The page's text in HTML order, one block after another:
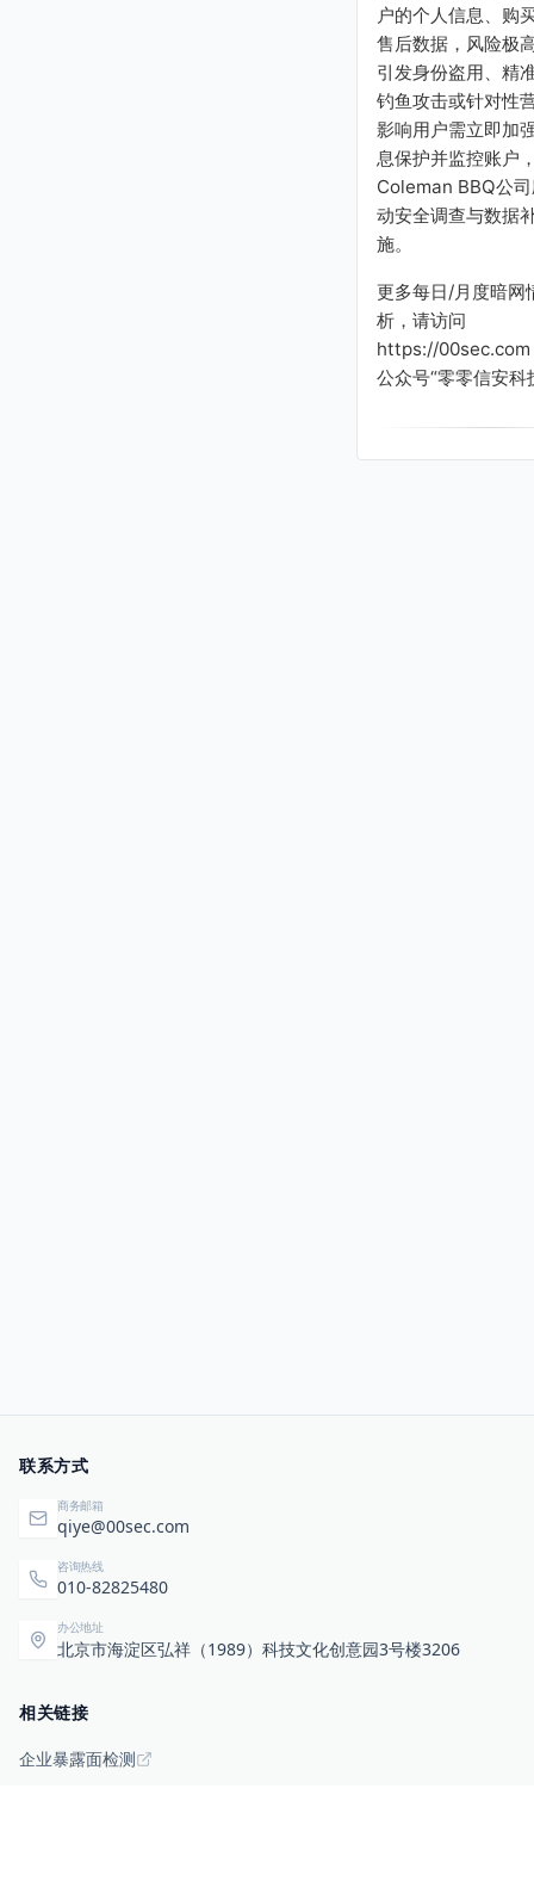
户的个人信息、购
售后数据，风险极
引发身份盗用、精
钓鱼攻击或针对性
影响用户需立即加
息保护并监控账户
Coleman BBQ公
动安全调查与数据
施。
更多每日/月度暗网
析，请访问
https://00sec.com
公众号“零零信安科
联系方式
商务邮箱
qiye@00sec.com
咨询热线
010-82825480
办公地址
北京市海淀区弘祥（1989）科技文化创意园3号楼3206
相关链接
企业暴露面检测